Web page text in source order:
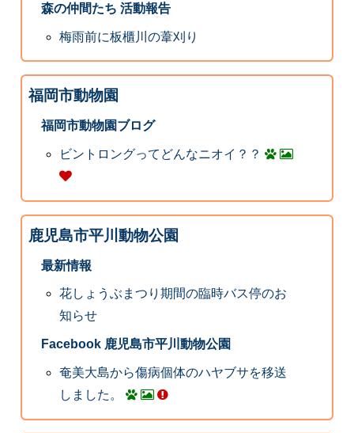
森の仲間たち 活動報告
梅雨前に板櫃川の葦刈り
福岡市動物園
福岡市動物園ブログ
ビントロングってどんなニオイ？？
鹿児島市平川動物公園
最新情報
花しょうぶまつり期間の臨時バス停のお
知らせ
Facebook 鹿児島市平川動物公園
奄美大島から傷病個体のハヤブサを移送
しました。